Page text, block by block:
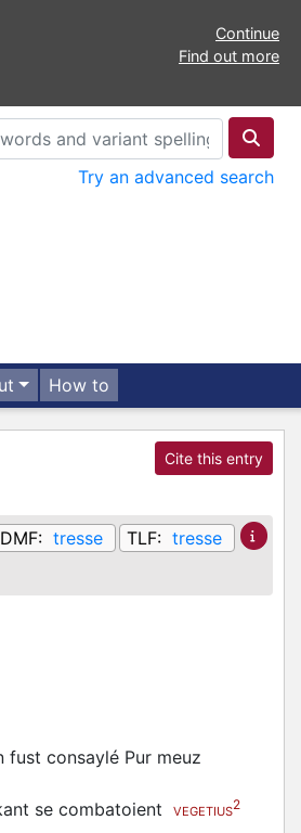
Continue
Find out more
Try an advanced search
How to
Cite this entry
DMF: tresse TLF: tresse
fust consaylé Pur meuz
se combatoient VEGETIUS2